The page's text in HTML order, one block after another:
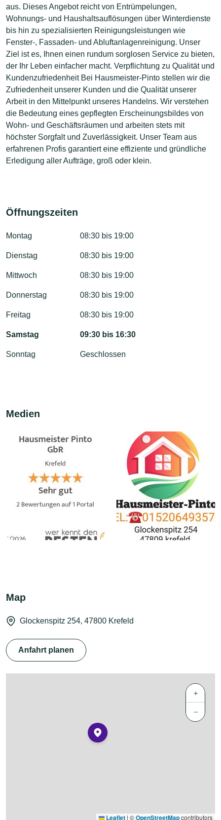
aus. Dieses Angebot reicht von Entrümpelungen,
Wohnungs- und Haushaltsauflösungen über Winterdienste
bis hin zu spezialisierten Reinigungsleistungen wie
Fenster-, Fassaden- und Abluftanlagenreinigung. Unser
Ziel ist es, Ihnen einen rundum sorglosen Service zu bieten,
der Ihr Leben einfacher macht. Verpflichtung zu Qualität und
Kundenzufriedenheit Bei Hausmeister-Pinto stellen wir die
Zufriedenheit unserer Kunden und die Qualität unserer
Arbeit in den Mittelpunkt unseres Handelns. Wir verstehen
die Bedeutung eines gepflegten Erscheinungsbildes von
Wohn- und Geschäftsräumen und arbeiten stets mit
höchster Sorgfalt und Zuverlässigkeit. Unser Team aus
erfahrenen Profis garantiert eine effiziente und gründliche
Erledigung aller Aufträge, groß oder klein.
Öffnungszeiten
Montag 08:30 bis 19:00
Dienstag 08:30 bis 19:00
Mittwoch 08:30 bis 19:00
Donnerstag 08:30 bis 19:00
Freitag 08:30 bis 19:00
Samstag 09:30 bis 16:30
Sonntag Geschlossen
Medien
Map
Glockenspitz 254, 47800 Krefeld
Anfahrt planen
+
−
Leaflet | ©OpenStreetMapcontributors